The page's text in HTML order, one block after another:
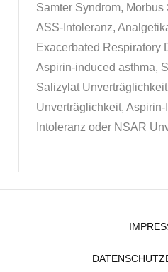
Samter Syndrom, Morbus
ASS-Intoleranz,
Exacerbated Respiratory
Aspirin-induced asthma,
Salizylat
Unverträglichkeit,
Intoleranz oder NSAR